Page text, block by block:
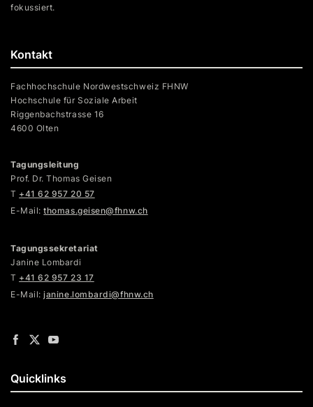
Kontakt
Fachhochschule Nordwestschweiz FHNW
Hochschule für Soziale Arbeit
Riggenbachstrasse 16
4600 Olten
Tagungsleitung
Prof. Dr. Thomas Geisen
T +41 62 957 20 57
E-Mail:thomas.geisen@fhnw.ch
Tagungssekretariat
Janine Lombardi
T +41 62 957 23 17
E-Mail:janine.lombardi@fhnw.ch
fokussiert.
Quicklinks